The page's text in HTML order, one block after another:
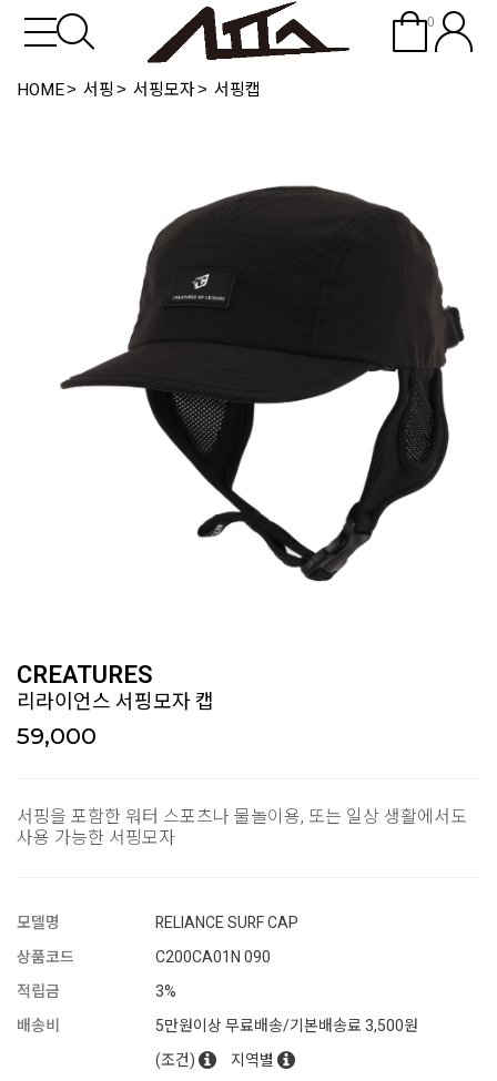
0
HOME 서핑 서핑모자 서핑캡
CREATURES
리라이언스 서핑모자 캡
59,000
서핑을 포함한 워터 스포츠나 물놀이용, 또는 일상 생활에서도
사용 가능한 서핑모자
모델명
RELIANCE SURF CAP
상품코드
C200CA01N 090
적립금
3%
배송비
5만원이상 무료배송/기본배송료 3,500원
(조건)
지역별